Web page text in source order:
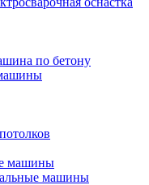
по бетону
машины
машины